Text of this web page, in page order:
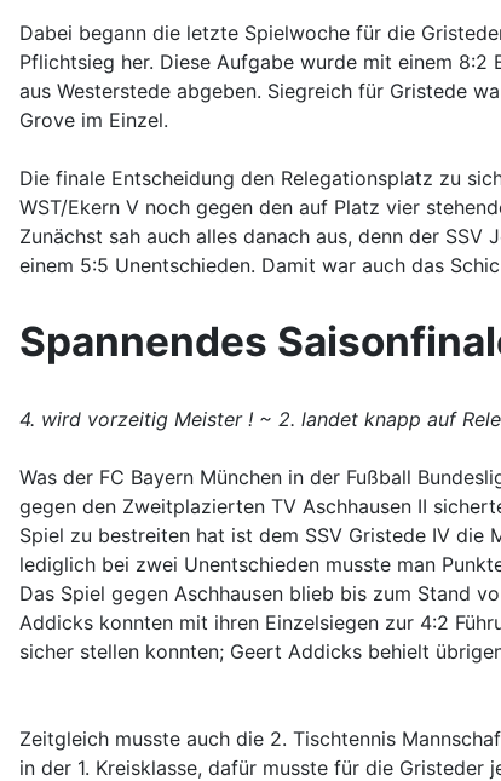
Dabei begann die letzte Spielwoche für die
Pflichtsieg her. Diese Aufgabe wurde mit einem
aus Westerstede abgeben. Siegreich für Gristede
Grove im Einzel.
Die finale Entscheidung den Relegationsplatz zu
WST/Ekern V noch gegen den auf Platz vier
Zunächst sah auch alles danach aus, denn der
einem 5:5 Unentschieden. Damit war auch das
Spannendes
4. wird vorzeitig Meister ! ~ 2. landet knapp auf
Was der FC Bayern München in der Fußball
gegen den Zweitplazierten TV Aschhausen II
Spiel zu bestreiten hat ist dem SSV Gristede IV die
lediglich bei zwei Unentschieden musste man
Das Spiel gegen Aschhausen blieb bis zum Stand
Addicks konnten mit ihren Einzelsiegen zur 4:2
sicher stellen konnten; Geert Addicks behielt
Zeitgleich musste auch die 2. Tischtennis
in der 1. Kreisklasse, dafür musste für die